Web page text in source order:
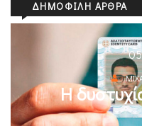
ΔΗΜΟΦΙΛΉ ΆΡΘΡΑ
Η